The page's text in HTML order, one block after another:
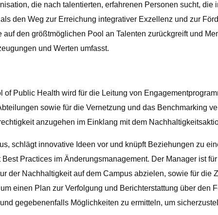
die nach talentierten, erfahrenen Personen sucht,
den Weg zur Erreichung integrativer Exzellenz und zur
den größtmöglichen Pool an Talenten zurückgreift und
und Werten umfasst.
of Public Health wird für die Leitung von
sowie für die Vernetzung und das Benchmarking
anzugehen im Einklang mit dem
schlägt innovative Ideen vor und knüpft Beziehungen zu
Practices im Änderungsmanagement. Der Manager ist
der Nachhaltigkeit auf dem Campus abzielen, sowie für die
einen Plan zur Verfolgung und Berichterstattung über den
gegebenenfalls Möglichkeiten zu ermitteln, um